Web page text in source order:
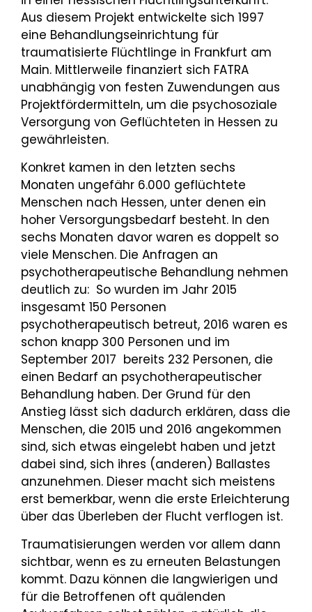
Aus diesem Projekt entwickelte sich 1997
eine Behandlungseinrichtung für
traumatisierte Flüchtlinge in Frankfurt am
Main. Mittlerweile finanziert sich FATRA
unabhängig von festen Zuwendungen aus
Projektfördermitteln, um die psychosoziale
Versorgung von Geflüchteten in Hessen zu
gewährleisten.
Konkret kamen in den letzten sechs
Monaten ungefähr 6.000 geflüchtete
Menschen nach Hessen, unter denen ein
hoher Versorgungsbedarf besteht. In den
sechs Monaten davor waren es doppelt so
viele Menschen. Die Anfragen an
psychotherapeutische Behandlung nehmen
deutlich zu: So wurden im Jahr 2015
insgesamt 150 Personen
psychotherapeutisch betreut, 2016 waren es
schon knapp 300 Personen und im
September 2017 bereits 232 Personen, die
einen Bedarf an psychotherapeutischer
Behandlung haben. Der Grund für den
Anstieg lässt sich dadurch erklären, dass die
Menschen, die 2015 und 2016 angekommen
sind, sich etwas eingelebt haben und jetzt
dabei sind, sich ihres (anderen) Ballastes
anzunehmen. Dieser macht sich meistens
erst bemerkbar, wenn die erste Erleichterung
über das Überleben der Flucht verflogen ist.
Traumatisierungen werden vor allem dann
sichtbar, wenn es zu erneuten Belastungen
kommt. Dazu können die langwierigen und
für die Betroffenen oft quälenden